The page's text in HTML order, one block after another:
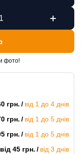
грн.
від 1 до 4 днів
грн.
від 1 до 5 днів
грн.
від 1 до 5 днів
від 45 грн.
від 3 днів
фото!